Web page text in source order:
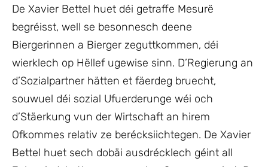
De Xavier Bettel huet déi getraffe Mesurë
begréisst, well se besonnesch deene
Biergerinnen a Bierger zeguttkommen, déi
wierklech op Hëllef ugewise sinn. D’Regierung an
d’Sozialpartner hätten et fäerdeg bruecht,
souwuel déi sozial Ufuerderunge wéi och
d’Stäerkung vun der Wirtschaft an hirem
Ofkommes relativ ze berécksiichtegen. De Xavier
Bettel huet sech dobäi ausdrécklech géint all